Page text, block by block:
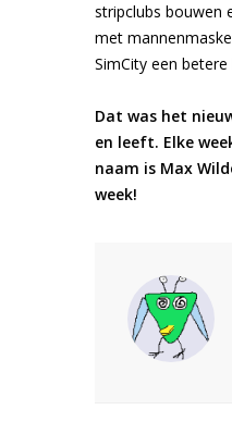
stripclubs bouwen
met
SimCity een
Dat was het
en leeft. Elke
naam is Max
week!